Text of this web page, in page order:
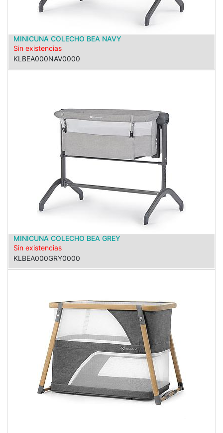
MINICUNA COLECHO BEA NAVY
Sin existencias
KLBEA000NAV0000
MINICUNA COLECHO BEA GREY
Sin existencias
KLBEA000GRY0000